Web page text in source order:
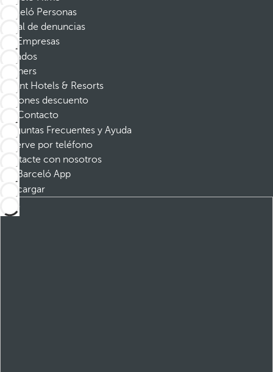
Barceló Personas
Canal de denuncias
Empresas
Afiliados
Partners
Dorint Hotels & Resorts
Cupones descuento
Contacto
Preguntas Frecuentes y Ayuda
Reserve por teléfono
Contacte con nosotros
Barceló App
Descargar